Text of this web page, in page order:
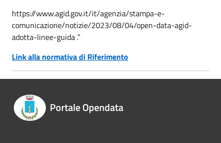
https://www.agid.gov.it/it/agenzia/stampa-e-
comunicazione/notizie/2023/08/04/open-data-agid-
adotta-linee-guida .”
Link alla normativa di Riferimento
Portale Opendata